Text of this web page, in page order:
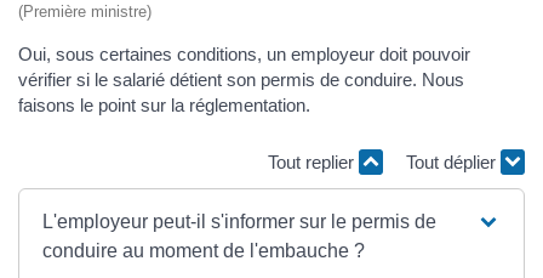
(Première ministre)
Oui, sous certaines conditions, un employeur doit pouvoir
vérifier si le salarié détient son permis de conduire. Nous
faisons le point sur la réglementation.
Tout replier Tout déplier
L'employeur peut-il s'informer sur le permis de
conduire au moment de l'embauche ?